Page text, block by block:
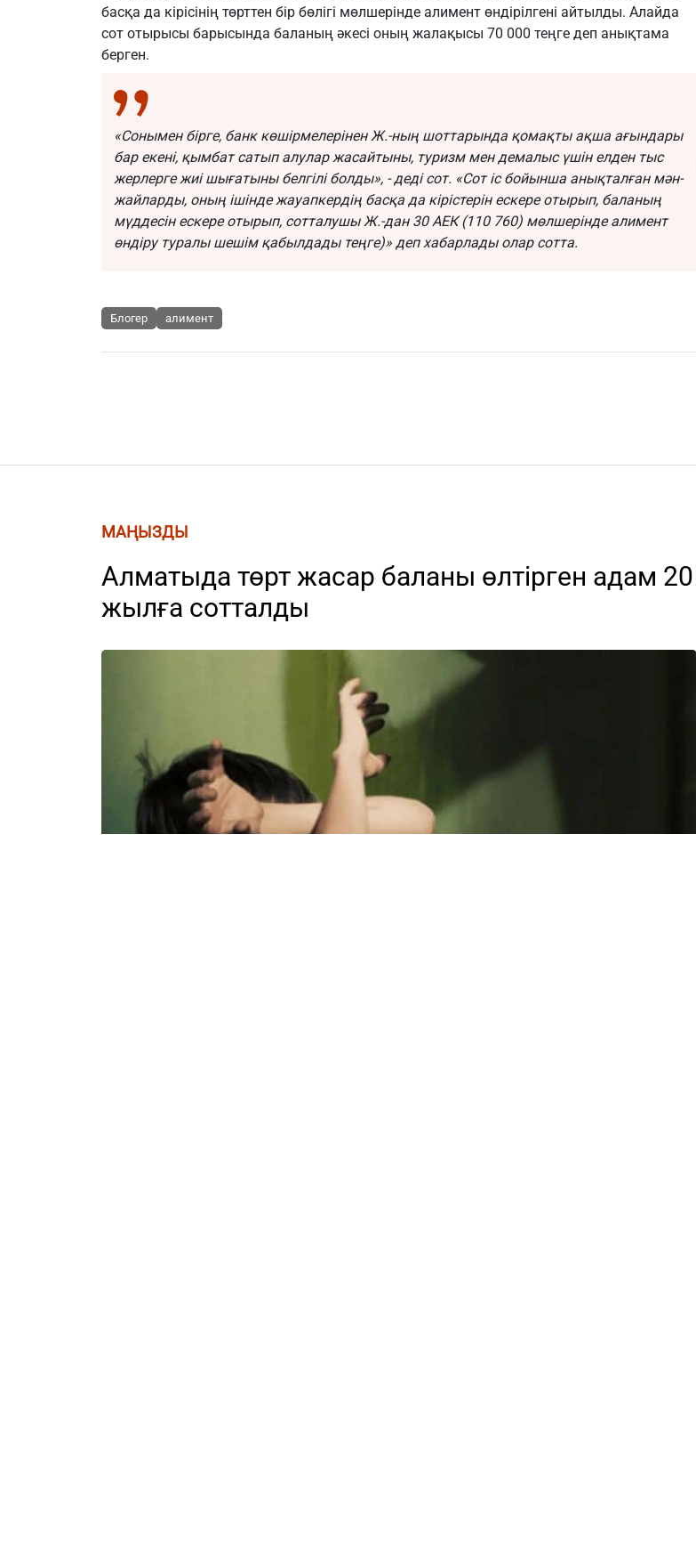
басқа да кірісінің төрттен бір бөлігі мөлшерінде алимент өндірілгені айтылды. Алайда
сот отырысы барысында баланың әкесі оның жалақысы 70 000 теңге деп анықтама
берген.
«Сонымен бірге, банк көшірмелерінен Ж.-ның шоттарында қомақты ақша ағындары
бар екені, қымбат сатып алулар жасайтыны, туризм мен демалыс үшін елден тыс
жерлерге жиі шығатыны белгілі болды», - деді сот. «Сот іс бойынша анықталған мән-
жайларды, оның ішінде жауапкердің басқа да кірістерін ескере отырып, баланың
мүддесін ескере отырып, сотталушы Ж.-дан 30 АЕК (110 760) мөлшерінде алимент
өндіру туралы шешім қабылдады теңге)» деп хабарлады олар сотта.
Блогер алимент
МАҢЫЗДЫ
Алматыда төрт жасар баланы өлтірген адам 20
жылға сотталды